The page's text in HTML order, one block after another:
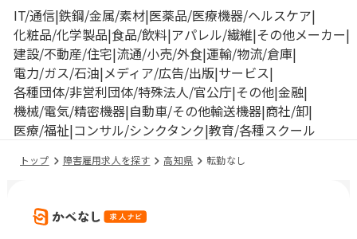
IT/通信 鉄鋼/金属/素材 医薬品/医療機器/ヘルスケア
化粧品/化学製品 食品/飲料 アパレル/繊維 その他メーカー
建設/不動産/住宅 流通/小売/外食 運輸/物流/倉庫
電力/ガス/石油 メディア/広告/出版 サービス
各種団体/非営利団体/特殊法人/官公庁 その他 金融
機械/電気/精密機器 自動車/その他輸送機器 商社/卸
医療/福祉 コンサル/シンクタンク 教育/各種スクール
トップ 障害雇用求人を探す 高知県 転勤なし